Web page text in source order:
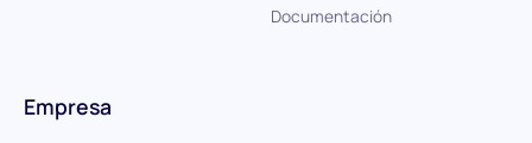
Documentación
Empresa